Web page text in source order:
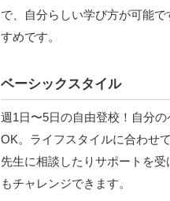
で、自分らしい学び方が可能
すめです。
ベーシックスタイル
週1日〜5日の自由登校！自分
OK。ライフスタイルに合わせ
先生に相談したりサポートを
もチャレンジできます。